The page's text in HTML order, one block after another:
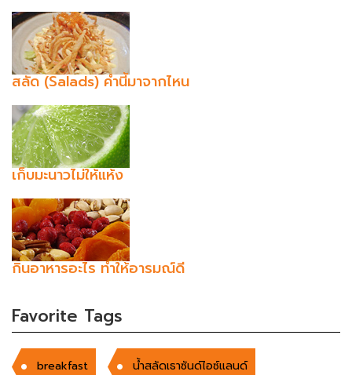
สลัด (Salads) คำนี้มาจากไหน
เก็บมะนาวไม่ให้แห้ง
กินอาหารอะไร ทำให้อารมณ์ดี
Favorite Tags
breakfast น้ำสลัดเธาซันด์ไอซ์แลนด์